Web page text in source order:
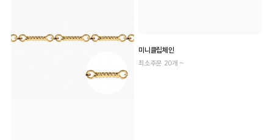
미니클립체인
최소주문 20개 ~